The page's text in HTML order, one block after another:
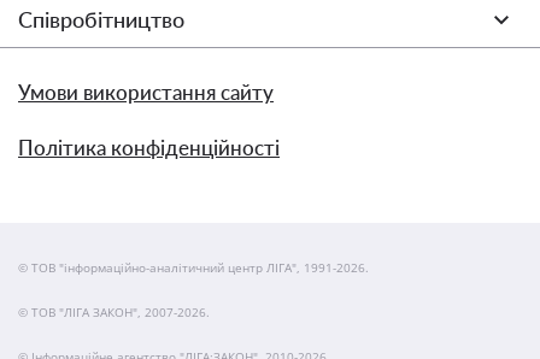
Співробітництво
Умови використання сайту
Політика конфіденційності
© ТОВ "інформаційно-аналітичний центр ЛІГА", 1991-2026.
© ТОВ "ЛІГА ЗАКОН", 2007-2026.